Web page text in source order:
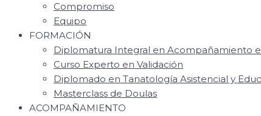
Compromiso
Equipo
FORMACIÓN
Diplomatura Integral en Acompañamiento
Curso Experto en Validación
Diplomado en Tanatología Asistencial y
Masterclass de Doulas
ACOMPAÑAMIENTO